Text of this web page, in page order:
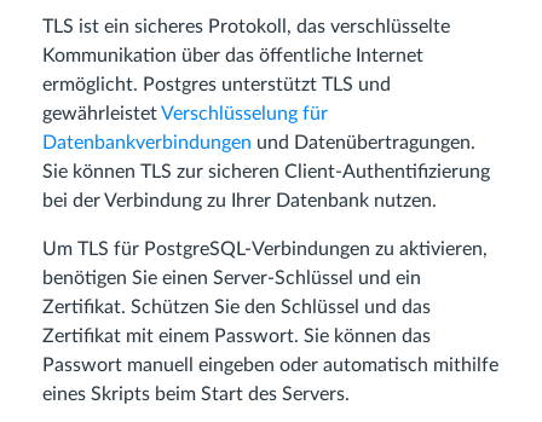
TLS ist ein sicheres Protokoll, das verschlüsselte
Kommunikation über das öffentliche Internet
ermöglicht. Postgres unterstützt TLS und
gewährleistetVerschlüsselung für
Datenbankverbindungen und Datenübertragungen.
Sie können TLS zur sicheren Client-Authentifizierung
bei der Verbindung zu Ihrer Datenbank nutzen.
Um TLS für PostgreSQL-Verbindungen zu aktivieren,
benötigen Sie einen Server-Schlüssel und ein
Zertifikat. Schützen Sie den Schlüssel und das
Zertifikat mit einem Passwort. Sie können das
Passwort manuell eingeben oder automatisch mithilfe
eines Skripts beim Start des Servers.